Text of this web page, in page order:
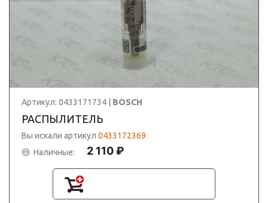
Артикул: 0433171734 | BOSCH
РАСПЫЛИТЕЛЬ
Вы искали артикул 0433172369
Наличные:
2 110 ₽